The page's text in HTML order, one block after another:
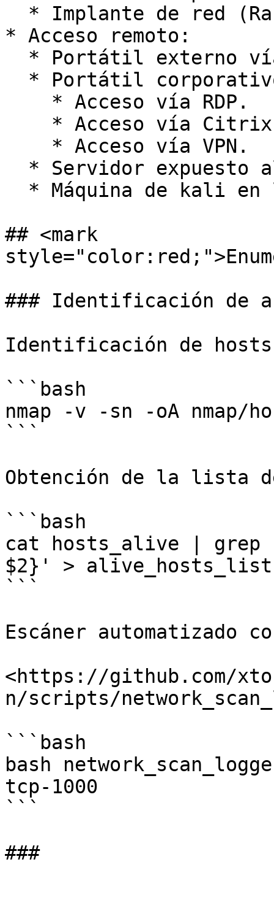
* Acceso remoto:
## <mark
### Identificación de
Identificación de
```bash
nmap -v -sn -oA nmap/
```
Obtención de la lista
```bash
cat hosts_alive |
$2}' >
```
Escáner automatizado
<https://github.com/
n/scripts/
```bash
bash
tcp-1000
```